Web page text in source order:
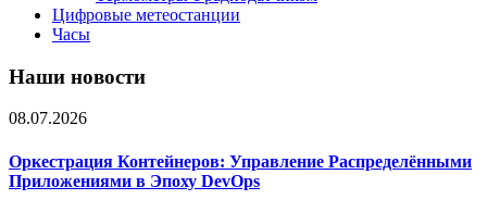
Цифровые метеостанции
Часы
Наши новости
08.07.2026
Оркестрация Контейнеров: Управление Распределёнными
Приложениями в Эпоху DevOps